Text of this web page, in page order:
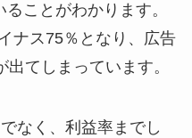
ことがわかります。
ナス75％となり、広告
てしまっています。
なく、利益率までし